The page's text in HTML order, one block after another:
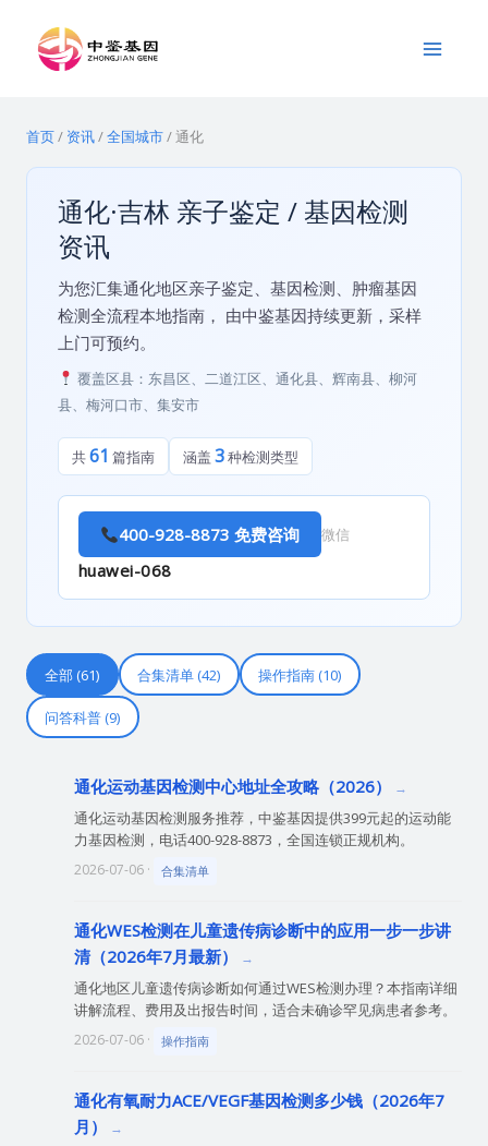
Menu
首页/ 资讯/全国城市/通化
通化·吉林 亲子鉴定 / 基因检测
资讯
为您汇集通化地区亲子鉴定、基因检测、肿瘤基因
检测全流程本地指南， 由中鉴基因持续更新，采样
上门可预约。
覆盖区县：东昌区、二道江区、通化县、辉南县、柳河
县、梅河口市、集安市
共61 篇指南 涵盖 3种检测类型
400-928-8873 免费咨询 微信
huawei-068
全部 (61) 合集清单 (42) 操作指南 (10)
问答科普 (9)
通化运动基因检测中心地址全攻略（2026）
通化运动基因检测服务推荐，中鉴基因提供399元起的运动能
力基因检测，电话400-928-8873，全国连锁正规机构。
2026-07-06 · 合集清单
通化WES检测在儿童遗传病诊断中的应用一步一步讲
清（2026年7月最新）
通化地区儿童遗传病诊断如何通过WES检测办理？本指南详细
讲解流程、费用及出报告时间，适合未确诊罕见病患者参考。
2026-07-06 · 操作指南
通化有氧耐力ACE/VEGF基因检测多少钱（2026年7
月）